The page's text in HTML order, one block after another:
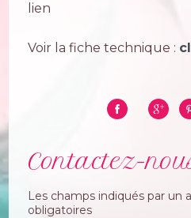
lien
Voir la fiche technique :
Contactez-
Les champs indiqués par un
obligatoires